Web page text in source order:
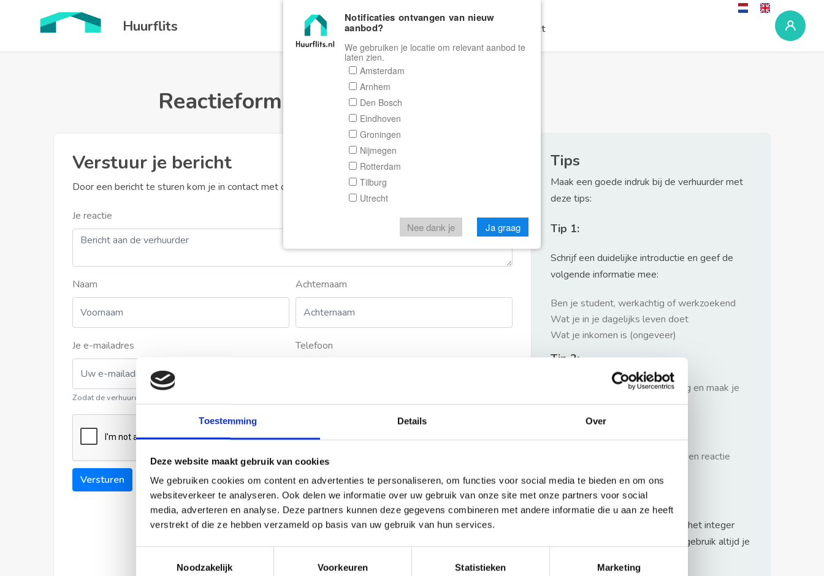
Toestemming Details Over
Deze website maakt gebruik van cookies
We gebruiken cookies om content en advertenties te personaliseren, om functies voor social media te bieden en om ons
websiteverkeer te analyseren. Ook delen we informatie over uw gebruik van onze site met onze partners voor social
media, adverteren en analyse. Deze partners kunnen deze gegevens combineren met andere informatie die u aan ze heeft
verstrekt of die ze hebben verzameld op basis van uw gebruik van hun services.
Noodzakelijk
Voorkeuren Statistieken Marketing
Huurflits Home Zoeken Contact
Reactieformulier Huurflits
Verstuur je bericht
Door een bericht te sturen kom je in contact met de aanbieder of makelaar van de woning.
Je reactie
Naam Achternaam
Je e-mailadres
Zodat de verhuurder contact met u kan opnemen
Telefoon
Versturen
Tips
Maak een goede indruk bij de verhuurder met
deze tips:
Tip 1:
Schrijf een duidelijke introductie en geef de
volgende informatie mee:
Ben je student, werkachtig of werkzoekend
Wat je in je dagelijks leven doet
Wat je inkomen is (ongeveer)
Tip 2:
Wees beleefd, niet te langdradig en maak je
verhaal kort
Wacht niet met reageren. Snel een reactie
Waarschuwing
Huurflits hecht veel waarde aan het integer
handelen van verhuurders maar gebruik altijd je
Notificaties ontvangen van nieuw
aanbod?
We gebruiken je locatie om relevant aanbod te
laten zien.
Amsterdam
Arnhem
Den Bosch
Eindhoven
Groningen
Nijmegen
Rotterdam
Tilburg
Utrecht
Nee dank je Ja graag